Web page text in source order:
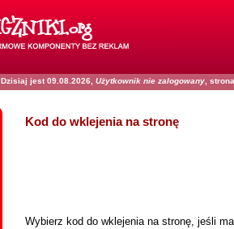
Dzisiaj jest 09.08.2026, Użytkownik nie zalogowany ,
Kod do wklejenia na stronę
Wybierz kod do wklejenia na stronę, jeśli